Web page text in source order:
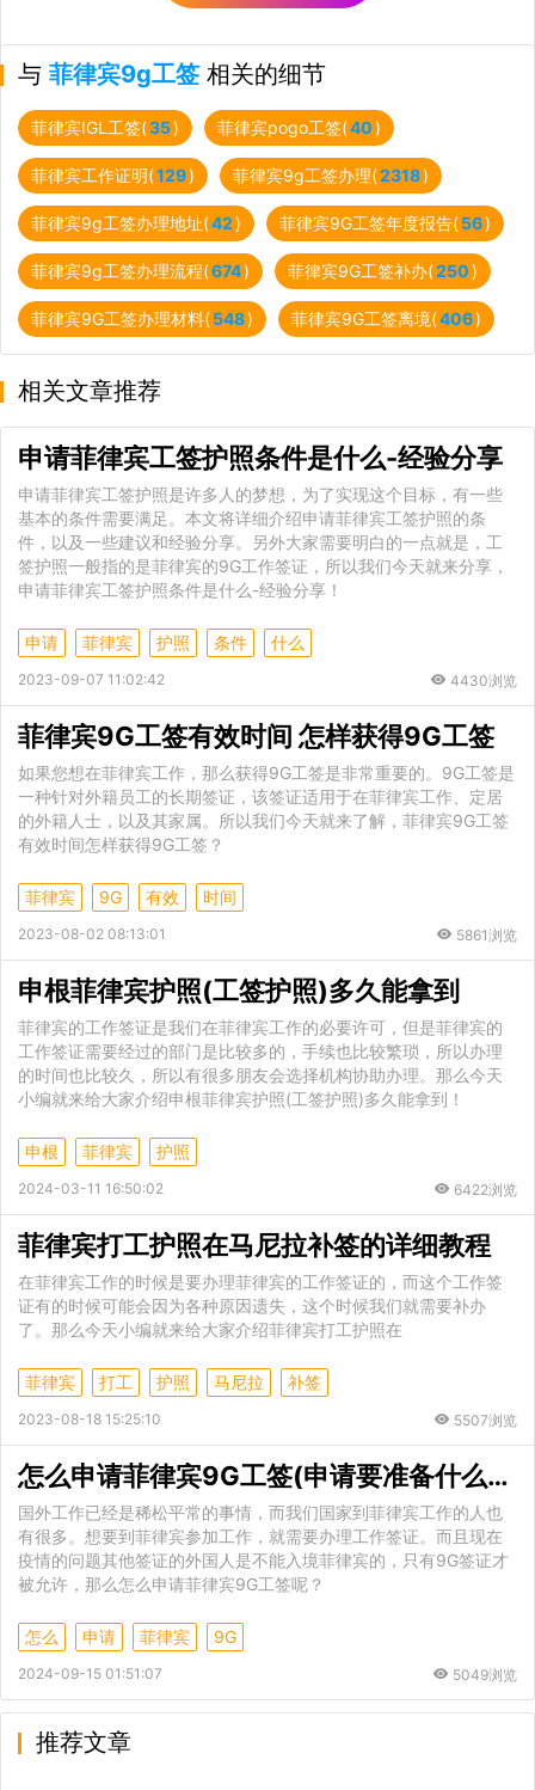
与 菲律宾9g工签 相关的细节
菲律宾IGL工签(35) 菲律宾pogo工签(40)
菲律宾工作证明(129) 菲律宾9g工签办理(2318)
菲律宾9g工签办理地址(42) 菲律宾9G工签年度报告(56)
菲律宾9g工签办理流程(674) 菲律宾9G工签补办(250)
菲律宾9G工签办理材料(548) 菲律宾9G工签离境(406)
相关文章推荐
申请菲律宾工签护照条件是什么-经验分享
申请菲律宾工签护照是许多人的梦想，为了实现这个目标，有一些
基本的条件需要满足。本文将详细介绍申请菲律宾工签护照的条
件，以及一些建议和经验分享。另外大家需要明白的一点就是，工
签护照一般指的是菲律宾的9G工作签证，所以我们今天就来分享，
申请菲律宾工签护照条件是什么-经验分享！
申请 菲律宾 护照 条件 什么
2023-09-07 11:02:42 4430浏览
菲律宾9G工签有效时间 怎样获得9G工签
如果您想在菲律宾工作，那么获得9G工签是非常重要的。9G工签是
一种针对外籍员工的长期签证，该签证适用于在菲律宾工作、定居
的外籍人士，以及其家属。所以我们今天就来了解，菲律宾9G工签
有效时间怎样获得9G工签？
菲律宾 9G 有效 时间
2023-08-02 08:13:01 5861浏览
申根菲律宾护照(工签护照)多久能拿到
菲律宾的工作签证是我们在菲律宾工作的必要许可，但是菲律宾的
工作签证需要经过的部门是比较多的，手续也比较繁琐，所以办理
的时间也比较久，所以有很多朋友会选择机构协助办理。那么今天
小编就来给大家介绍申根菲律宾护照(工签护照)多久能拿到！
申根 菲律宾 护照
2024-03-11 16:50:02 6422浏览
菲律宾打工护照在马尼拉补签的详细教程
在菲律宾工作的时候是要办理菲律宾的工作签证的，而这个工作签
证有的时候可能会因为各种原因遗失，这个时候我们就需要补办
了。那么今天小编就来给大家介绍菲律宾打工护照在
菲律宾 打工 护照 马尼拉 补签
2023-08-18 15:25:10 5507浏览
怎么申请菲律宾9G工签(申请要准备什么材料)
国外工作已经是稀松平常的事情，而我们国家到菲律宾工作的人也
有很多。想要到菲律宾参加工作，就需要办理工作签证。而且现在
疫情的问题其他签证的外国人是不能入境菲律宾的，只有9G签证才
被允许，那么怎么申请菲律宾9G工签呢？
怎么 申请 菲律宾 9G
2024-09-15 01:51:07 5049浏览
推荐文章